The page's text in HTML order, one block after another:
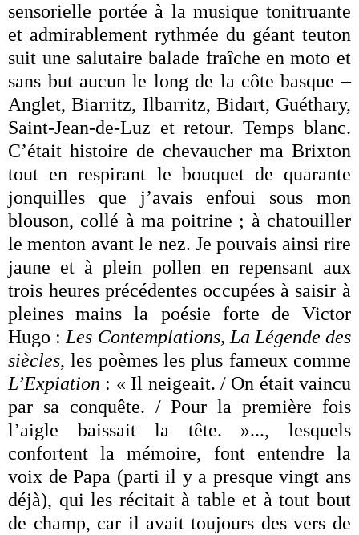
sensorielle portée à la musique tonitruante
et admirablement rythmée du géant teuton
suit une salutaire balade fraîche en moto et
sans but aucun le long de la côte basque –
Anglet, Biarritz, Ilbarritz, Bidart, Guéthary,
Saint-Jean-de-Luz et retour. Temps blanc.
C’était histoire de chevaucher ma Brixton
tout en respirant le bouquet de quarante
jonquilles que j’avais enfoui sous mon
blouson, collé à ma poitrine ; à chatouiller
le menton avant le nez. Je pouvais ainsi rire
jaune et à plein pollen en repensant aux
trois heures précédentes occupées à saisir à
pleines mains la poésie forte de Victor
Hugo :Les Contemplations, La Légende des
siècles, les poèmes les plus fameux comme
L’Expiation : « Il neigeait. / On était vaincu
par sa conquête. / Pour la première fois
l’aigle baissait la tête. »..., lesquels
confortent la mémoire, font entendre la
voix de Papa (parti il y a presque vingt ans
déjà), qui les récitait à table et à tout bout
de champ, car il avait toujours des vers de